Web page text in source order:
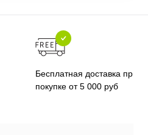
Бесплатная доставка при
покупке от 5 000 руб